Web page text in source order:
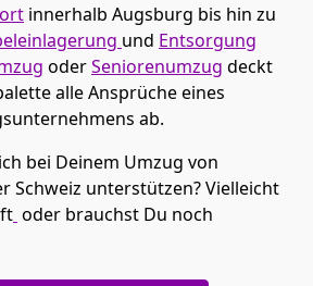
innerhalb Augsburg bis hin zu
und Entsorgung
oderSeniorenumzug deckt
alle Ansprüche eines
ab.
bei Deinem Umzug von
Schweiz unterstützen? Vielleicht
oder brauchst Du noch